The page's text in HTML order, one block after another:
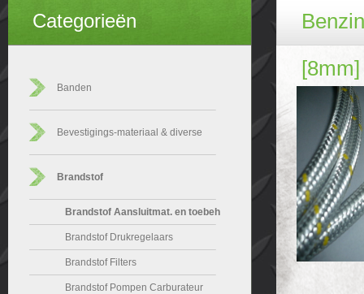
Categorieën
Banden
Bevestigings-materiaal & diverse
Brandstof
Brandstof Aansluitmat. en toebeh
Brandstof Drukregelaars
Brandstof Filters
Brandstof Pompen Carburateur
[8mm]